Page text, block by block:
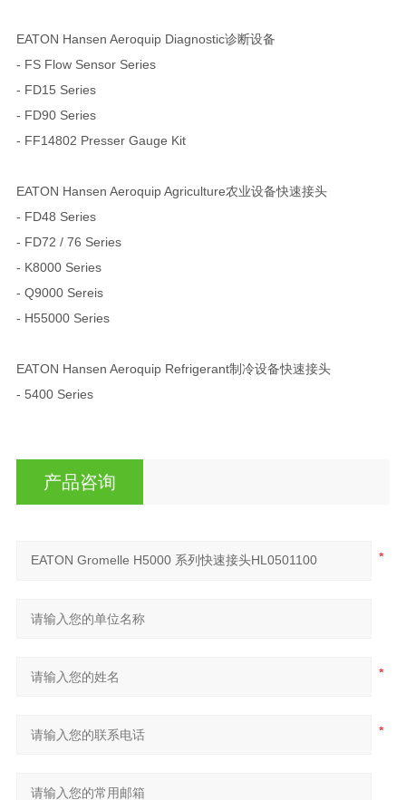
EATON Hansen Aeroquip Diagnostic诊断设备
- FS Flow Sensor Series
- FD15 Series
- FD90 Series
- FF14802 Presser Gauge Kit
EATON Hansen Aeroquip Agriculture农业设备快速接头
- FD48 Series
- FD72 / 76 Series
- K8000 Series
- Q9000 Sereis
- H55000 Series
EATON Hansen Aeroquip Refrigerant制冷设备快速接头
- 5400 Series
产品咨询